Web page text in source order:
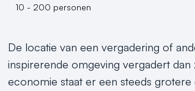
10 - 200 personen
De locatie van een vergadering of
inspirerende omgeving vergadert
economie staat er een steeds